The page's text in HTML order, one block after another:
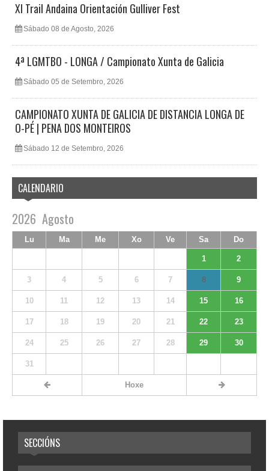
XI Trail Andaina Orientación Gulliver Fest
Sábado 08 de Agosto, 2026
4ª LGMTBO - LONGA / Campionato Xunta de Galicia
Sábado 05 de Setembro, 2026
CAMPIONATO XUNTA DE GALICIA DE DISTANCIA LONGA DE
O-PÉ | PENA DOS MONTEIROS
Sábado 12 de Setembro, 2026
CALENDARIO
2026 Agosto
Lu Ma Me Xo Ve Sa Do
1 2
3 4 5 6 7 8 9
10 11 12 13 14 15 16
17 18 19 20 21 22 23
24 25 26 27 28 29 30
31
Hoxe
SECCIÓNS